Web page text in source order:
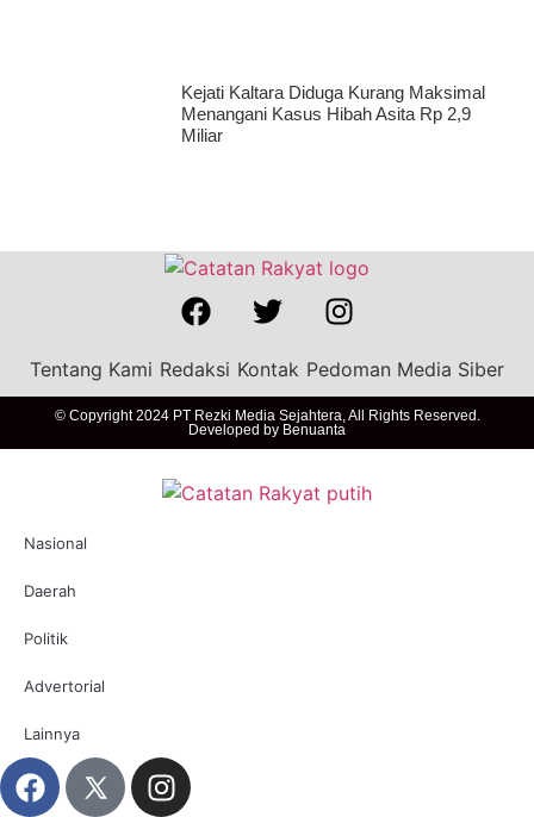
Kejati Kaltara Diduga Kurang Maksimal
Menangani Kasus Hibah Asita Rp 2,9
Miliar
Tentang Kami Redaksi Kontak Pedoman Media Siber
© Copyright 2024 PT Rezki Media Sejahtera, All Rights Reserved.
Developed by Benuanta
Nasional
Daerah
Politik
Advertorial
Lainnya